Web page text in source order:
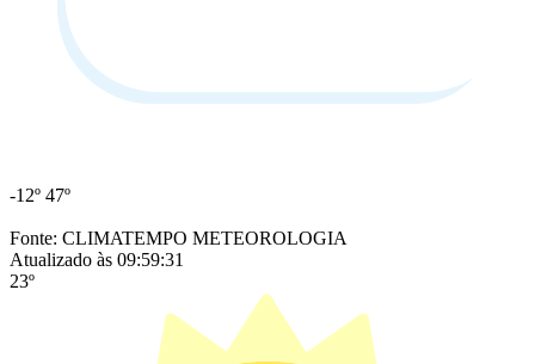
-12º 47º
Fonte: CLIMATEMPO METEOROLOGIA
Atualizado às 09:59:31
23º